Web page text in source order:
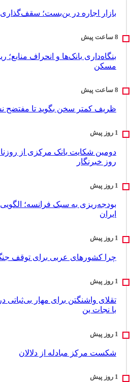
بازار اجاره در بن‌بست؛ سقف‌گذاری
بنگاه‌داری بانک‌ها و انحراف منابع؛
مسکن
ظریف کمتر سخن بگوید تا مفتضح
دومین شکایت بانک مرکزی از
روز خبرنگار
بودجه‌ریزی به سبک فرانسه؛
ایران
چرا کشورهای عربی برای توقف
تقلای واشنگتن برای مهار بی‌ثباتی
با نجات ین
شکست مرکز مبادله از دلالان